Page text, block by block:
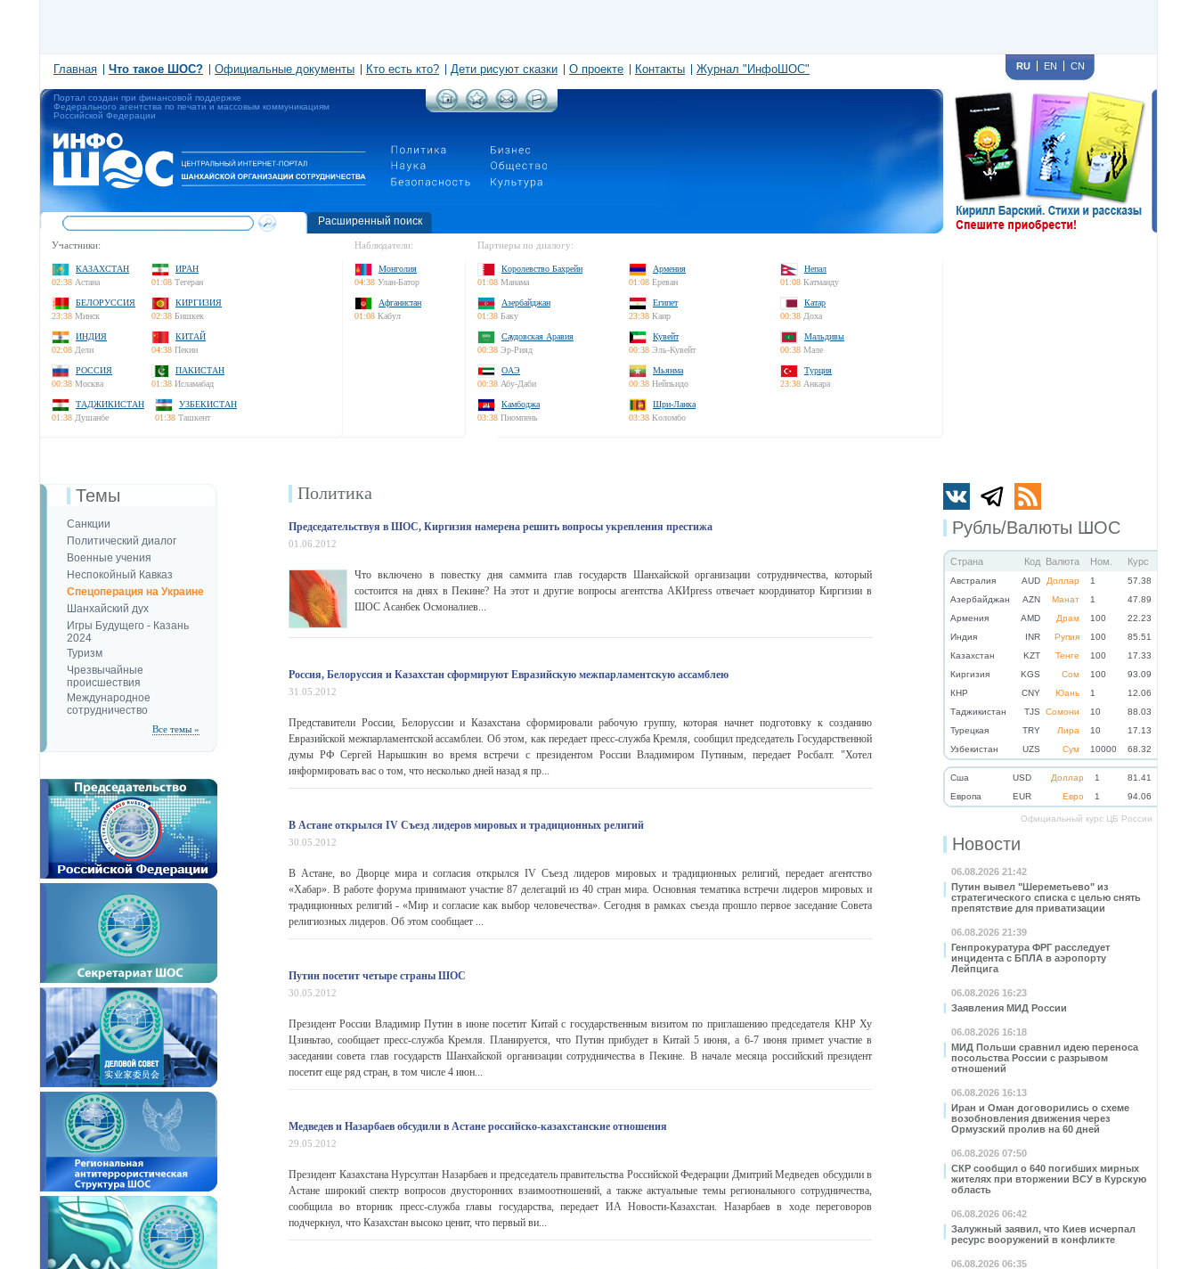
Главная Что такое ШОС? Официальные документы Кто есть кто? Дети рисуют сказки О проекте Контакты Журнал "ИнфоШОС" RU EN CN
Портал создан при финансовой поддержке
Федерального агентства по печати и массовым коммуникациям
Российской Федерации
Расширенный поиск
Участники:
КАЗАХСТАН
02:38 Астана
ИРАН
01:08 Тегеран
БЕЛОРУССИЯ
23:38 Минск
КИРГИЗИЯ
02:38 Бишкек
ИНДИЯ
02:08 Дели
КИТАЙ
04:38 Пекин
РОССИЯ
00:38 Москва
ПАКИСТАН
01:38 Исламабад
ТАДЖИКИСТАН
01:38 Душанбе
УЗБЕКИСТАН
01:38 Ташкент
Наблюдатели:
Монголия
04:38 Улан-Батор
Афганистан
01:08 Кабул
Партнеры по диалогу:
Королевство Бахрейн
01:08 Манама
Армения
01:08 Ереван
Непал
01:08 Катманду
Азербайджан
01:38 Баку
Египет
23:38 Каир
Катар
00:38 Доха
Саудовская Аравия
00:38 Эр-Рияд
Кувейт
00:38 Эль-Кувейт
Мальдивы
00:38 Мале
ОАЭ
00:38 Абу-Даби
Мьянма
00:38 Нейпьидо
Турция
23:38 Анкара
Камбоджа
03:38 Пномпень
Шри-Ланка
03:38 Коломбо
Рубль/Валюты ШОС
Страна Код Валюта Ном. Курс
Австралия AUD Доллар 1
57.38
Азербайджан
AZN Манат 1
47.89
Армения
AMD Драм 100
22.23
Индия
INR Рупия 100
85.51
Казахстан
KZT Тенге 100
17.33
Киргизия
KGS Сом 100
93.09
КНР
CNY Юань 1
12.06
Таджикистан
TJS Сомони 10
88.03
Турецкая
TRY Лира 10
17.13
Узбекистан
UZS Сум 10000 68.32
Cша USD Доллар 1
81.41
Eвропа
EUR Евро 1 94.06
Официальный курс ЦБ России
Новости
06.08.2026 21:42
Путин вывел "Шереметьево" из
стратегического списка с целью снять
препятствие для приватизации
06.08.2026 21:39
Генпрокуратура ФРГ расследует
инцидента с БПЛА в аэропорту
Лейпцига
06.08.2026 16:23
Заявления МИД России
06.08.2026 16:18
МИД Польши сравнил идею переноса
посольства России с разрывом
отношений
06.08.2026 16:13
Иран и Оман договорились о схеме
возобновления движения через
Ормузский пролив на 60 дней
06.08.2026 07:50
СКР сообщил о 640 погибших мирных
жителях при вторжении ВСУ в Курскую
область
06.08.2026 06:42
Залужный заявил, что Киев исчерпал
ресурс вооружений в конфликте
06.08.2026 06:35
Темы
Санкции
Политический диалог
Военные учения
Неспокойный Кавказ
Спецоперация на Украине
Шанхайский дух
Игры Будущего - Казань
2024
Туризм
Чрезвычайные
происшествия
Международное
сотрудничество
Все темы »
Политика
Председательствуя в ШОС, Киргизия намерена решить вопросы укрепления престижа
01.06.2012
Что включено в повестку дня саммита глав государств Шанхайской организации сотрудничества, который
состоится на днях в Пекине? На этот и другие вопросы агентства АКИpress отвечает координатор Киргизии в
ШОС Асанбек Осмоналиев...
Россия, Белоруссия и Казахстан сформируют Евразийскую межпарламентскую ассамблею
31.05.2012
Представители России, Белоруссии и Казахстана сформировали рабочую группу, которая начнет подготовку к созданию
Евразийской межпарламентской ассамблеи. Об этом, как передает пресс-служба Кремля, сообщил председатель Государственной
думы РФ Сергей Нарышкин во время встречи с президентом России Владимиром Путиным, передает Росбалт. "Хотел
информировать вас о том, что несколько дней назад я пр...
В Астане открылся IV Съезд лидеров мировых и традиционных религий
30.05.2012
В Астане, во Дворце мира и согласия открылся IV Съезд лидеров мировых и традиционных религий, передает агентство
«Хабар». В работе форума принимают участие 87 делегаций из 40 стран мира. Основная тематика встречи лидеров мировых и
традиционных религий - «Мир и согласие как выбор человечества». Сегодня в рамках съезда прошло первое заседание Совета
религиозных лидеров. Об этом сообщает ...
Путин посетит четыре страны ШОС
30.05.2012
Президент России Владимир Путин в июне посетит Китай с государственным визитом по приглашению председателя КНР Ху
Цзиньтао, сообщает пресс-служба Кремля. Планируется, что Путин прибудет в Китай 5 июня, а 6-7 июня примет участие в
заседании совета глав государств Шанхайской организации сотрудничества в Пекине. В начале месяца российский президент
посетит еще ряд стран, в том числе 4 июн...
Медведев и Назарбаев обсудили в Астане российско-казахстанские отношения
29.05.2012
Президент Казахстана Нурсултан Назарбаев и председатель правительства Российской Федерации Дмитрий Медведев обсудили в
Астане широкий спектр вопросов двусторонних взаимоотношений, а также актуальные темы регионального сотрудничества,
сообщила во вторник пресс-служба главы государства, передает ИА Новости-Казахстан. Назарбаев в ходе переговоров
подчеркнул, что Казахстан высоко ценит, что первый ви...